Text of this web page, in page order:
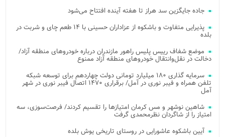
جاده جایگزین سد هراز تا هفته آینده افتتاح می‌شود
پذیرایی متفاوت و باشکوه از عزاداران حسینی با ۱۴ طعم چای و شربت در
بلده
موضع شفاف رییس پلیس راهور مازندران درباره خودروهای منطقه آزاد/
دخالت در نقل‌وانتقال خودروهای منطقه آزاد ممنوع
سرمایه گذاری ۱۸۰ میلیارد تومانی دولت چهاردهم برای توسعه شبکه
تلفن همراه و فیبر نوری در آمل/ برقراری ۱۴۷۰ اتصال فیبر نوری در شهر
آمل
شاهین نوشهر و مس کرمان امتیازها را تقسیم کردند/ فرصت‌سوزی، سه
امتیاز را از شاگردان نظرمحمدی گرفت
آیین باشکوه عاشورایی در روستای تاریخی یوش بلده